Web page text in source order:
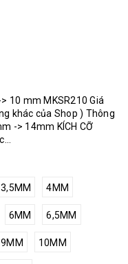
10 mm MKSR210 Giá
khác của Shop ) Thông
-> 14mm KÍCH CỠ
3,5MM 4MM
6MM 6,5MM
9MM 10MM